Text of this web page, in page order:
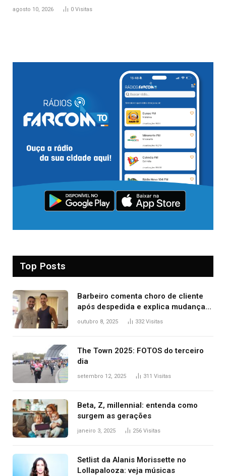
agosto 10, 2026 0 Visitas
Top Posts
Barbeiro comenta choro de cliente
após despedida e explica mudança
para o TO: ‘Não esperava atingir
outubro 8, 2025 332Visitas
The Town 2025: FOTOS do terceiro
dia
setembro 12, 2025 311 Visitas
Beta, Z, millennial: entenda como
surgem as gerações
janeiro 3, 2025 256 Visitas
Setlist da Alanis Morissette no
Lollapalooza: veja músicas